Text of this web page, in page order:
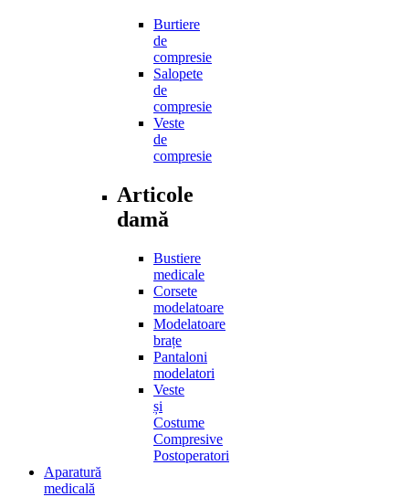
Burtiere
de
compresie
Salopete
de
compresie
Veste
de
compresie
Articole
damă
Bustiere
medicale
Corsete
modelatoare
Modelatoare
brațe
Pantaloni
modelatori
Veste
și
Costume
Compresive
Postoperatori
Aparatură
medicală